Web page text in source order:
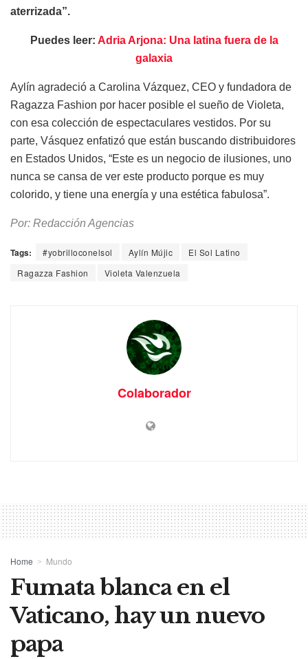
aterrizada”.
Puedes leer: Adria Arjona: Una latina fuera de la
galaxia
Aylín agradeció a Carolina Vázquez, CEO y fundadora de
Ragazza Fashion por hacer posible el sueño de Violeta,
con esa colección de espectaculares vestidos. Por su
parte, Vásquez enfatizó que están buscando distribuidores
en Estados Unidos, “Este es un negocio de ilusiones, uno
nunca se cansa de ver este producto porque es muy
colorido, y tiene una energía y una estética fabulosa”.
Por: Redacción Agencias
Tags: #yobrilloconelsol Aylín Mújic
El Sol Latino
Ragazza Fashion
Violeta Valenzuela
Colaborador
Home Mundo
Fumata blanca en el
Vaticano, hay un nuevo
papa